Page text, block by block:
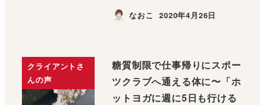
なおこ 2020年4月26日
クライアントさ
んの声
糖質制限で仕事帰りにスポー
ツクラブへ通える体に〜「ホ
ットヨガに週に5日も行ける